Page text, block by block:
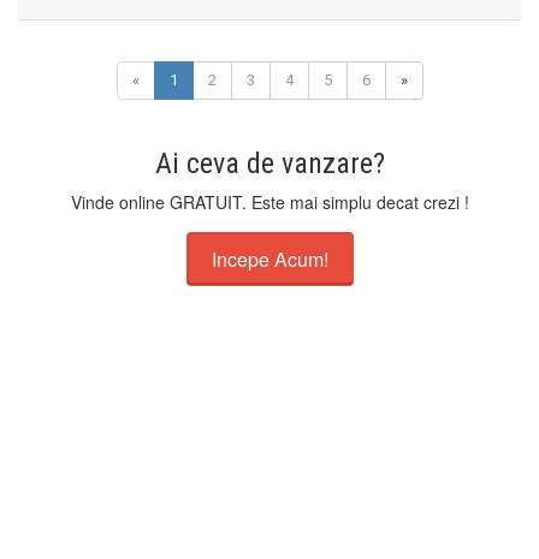
« 1 2 3 4 5 6 »
Ai ceva de vanzare?
Vinde online GRATUIT. Este mai simplu decat crezi !
Incepe Acum!